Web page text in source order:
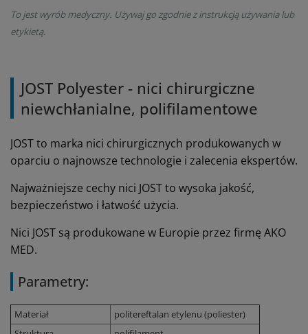
To jest wyrób medyczny. Używaj go zgodnie z instrukcją używania lub
etykietą.
JOST Polyester - nici chirurgiczne
niewchłanialne, polifilamentowe
JOST to marka nici chirurgicznych produkowanych w
oparciu o najnowsze technologie i zalecenia ekspertów.
Najważniejsze cechy nici JOST to wysoka jakość,
bezpieczeństwo i łatwość użycia.
Nici JOST są produkowane w Europie przez firmę AKO
MED.
Parametry:
Materiał
politereftalan etylenu (poliester)